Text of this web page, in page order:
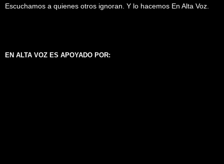
Escuchamos a quienes otros ignoran. Y lo hacemos En Alta Voz.
EN ALTA VOZ ES APOYADO POR: